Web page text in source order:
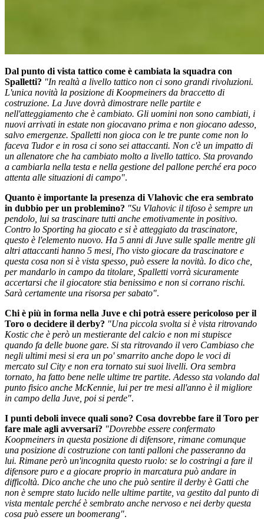
Dal punto di vista tattico come è cambiata la squadra con
Spalletti? "In realtà a livello tattico non ci sono grandi rivoluzioni.
L'unica novità la posizione di Koopmeiners da braccetto di
costruzione. La Juve dovrà dimostrare nelle partite e
nell'atteggiamento che è cambiato. Gli uomini non sono cambiati, i
nuovi arrivati in estate non giocavano prima e non giocano adesso,
salvo emergenze. Spalletti non gioca con le tre punte come non lo
faceva Tudor e in rosa ci sono sei attaccanti. Non c'è un impatto di
un allenatore che ha cambiato molto a livello tattico. Sta provando
a cambiarla nella testa e nella gestione del pallone perché era poco
attenta alle situazioni di campo".
Quanto è importante la presenza di Vlahovic che era sembrato
in dubbio per un problemino? "Su Vlahovic il tifoso è sempre un
pendolo, lui sa trascinare tutti anche emotivamente in positivo.
Contro lo Sporting ha giocato e si è atteggiato da trascinatore,
questo è l'elemento nuovo. Ha 5 anni di Juve sulle spalle mentre gli
altri attaccanti hanno 5 mesi, l'ho visto giocare da trascinatore e
questa cosa non si è vista spesso, può essere la novità. Io dico che,
per mandarlo in campo da titolare, Spalletti vorrà sicuramente
accertarsi che il giocatore stia benissimo e non si corrano rischi.
Sarà certamente una risorsa per sabato".
Chi è più in forma nella Juve e chi potrà essere pericoloso per il
Toro o decidere il derby? "Una piccola svolta si è vista ritrovando
Kostic che è però un mestierante del calcio e non mi stupisce
quando fa delle buone gare. Si sta ritrovando il vero Cambiaso che
negli ultimi mesi si era un po' smarrito anche dopo le voci di
mercato sul City e non era tornato sui suoi livelli. Ora sembra
tornato, ha fatto bene nelle ultime tre partite. Adesso sta volando dal
punto fisico anche McKennie, lui per tre mesi all'anno è il migliore
in campo della Juve, poi si perde".
I punti deboli invece quali sono? Cosa dovrebbe fare il Toro per
fare male agli avversari? "Dovrebbe essere confermato
Koopmeiners in questa posizione di difensore, rimane comunque
una posizione di costruzione con tanti palloni che passeranno da
lui. Rimane però un'incognita questo ruolo: se lo costringi a fare il
difensore puro e a giocare proprio in marcatura può andare in
difficoltà. Dico anche che uno che può sentire il derby è Gatti che
non è sempre stato lucido nelle ultime partite, va gestito dal punto di
vista mentale perché è sembrato anche nervoso e nei derby questa
cosa può essere un boomerang".